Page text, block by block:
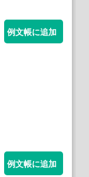
例文帳に追加
例文帳に追加